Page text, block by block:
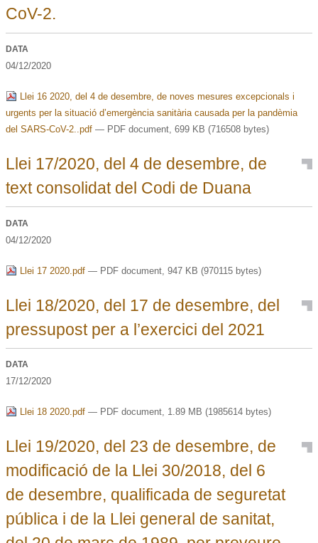
CoV-2.
DATA
04/12/2020
Llei 16 2020, del 4 de desembre, de noves mesures excepcionals i
urgents per la situació d’emergència sanitària causada per la pandèmia
del SARS-CoV-2..pdf— PDF document, 699 KB (716508 bytes)
Llei 17/2020, del 4 de desembre, de
text consolidat del Codi de Duana
DATA
04/12/2020
Llei 17 2020.pdf— PDF document, 947 KB (970115 bytes)
Llei 18/2020, del 17 de desembre, del
pressupost per a l’exercici del 2021
DATA
17/12/2020
Llei 18 2020.pdf— PDF document, 1.89 MB (1985614 bytes)
Llei 19/2020, del 23 de desembre, de
modificació de la Llei 30/2018, del 6
de desembre, qualificada de seguretat
pública i de la Llei general de sanitat,